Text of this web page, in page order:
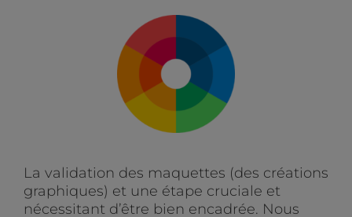
La validation des maquettes (des créations
graphiques) et une étape cruciale et
nécessitant d’être bien encadrée. Nous